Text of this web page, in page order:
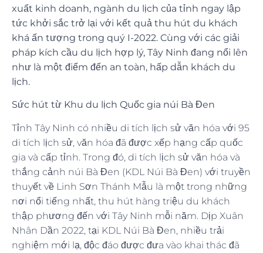
xuất kinh doanh, ngành du lịch của tỉnh ngay lập
tức khởi sắc trở lại với kết quả thu hút du khách
khá ấn tượng trong quý I-2022. Cùng với các giải
pháp kích cầu du lịch hợp lý, Tây Ninh đang nổi lên
như là một điểm đến an toàn, hấp dẫn khách du
lịch.
Sức hút từ Khu du lịch Quốc gia núi Bà Đen
Tỉnh Tây Ninh có nhiều di tích lịch sử văn hóa với 95
di tích lịch sử, văn hóa đã được xếp hạng cấp quốc
gia và cấp tỉnh. Trong đó, di tích lịch sử văn hóa và
thắng cảnh núi Bà Đen (KDL Núi Bà Đen) với truyền
thuyết về Linh Sơn Thánh Mẫu là một trong những
nơi nổi tiếng nhất, thu hút hàng triệu du khách
thập phương đến với Tây Ninh mỗi năm. Dịp Xuân
Nhân Dần 2022, tại KDL Núi Bà Đen, nhiều trải
nghiệm mới lạ, độc đáo được đưa vào khai thác đã